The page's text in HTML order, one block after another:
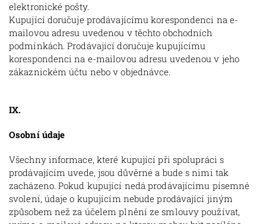
elektronické pošty.
Kupující doručuje prodávajícímu korespondenci na e-
mailovou adresu uvedenou v těchto obchodních
podmínkách. Prodávající doručuje kupujícímu
korespondenci na e-mailovou adresu uvedenou v jeho
zákaznickém účtu nebo v objednávce.
IX.
Osobní údaje
Všechny informace, které kupující při spolupráci s
prodávajícím uvede, jsou důvěrné a bude s nimi tak
zacházeno. Pokud kupující nedá prodávajícímu písemné
svolení, údaje o kupujícím nebude prodávající jiným
způsobem než za účelem plnění ze smlouvy používat,